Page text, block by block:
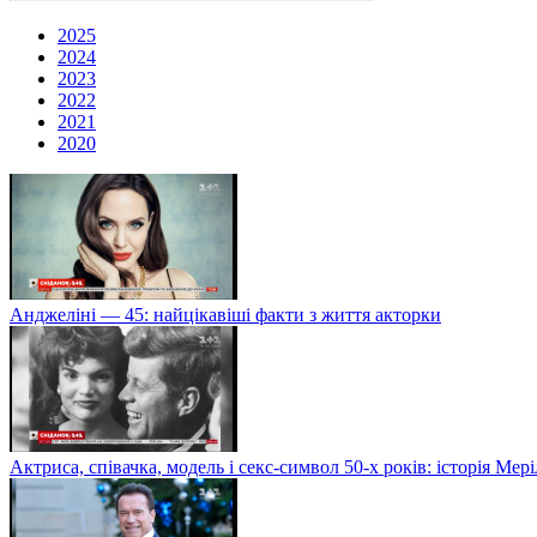
2025
2024
2023
2022
2021
2020
Анджеліні — 45: найцікавіші факти з життя акторки
Актриса, співачка, модель і секс-символ 50-х років: історія